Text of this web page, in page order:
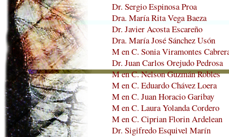
Dr. Sergio Espinosa Proa
Dra. María Rita Vega Baeza
Dr. Javier AcostaEscareño
Dra. María José SánchezUsón
M en C. SoniaViramontes
Dr. Juan Carlos Orejudo Pedrosa
M en C. Nelson Guzmán Robles
M en C. Eduardo Chávez Loera
M en C. Juan Horacio Garibay
M en C. Laura Yolanda Cordero
M en C.CiprianFlorinArdelean
Dr.SigifredoEsquivel Marín